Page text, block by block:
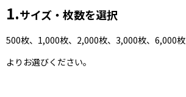
1.サイズ・枚数を選択
500枚、1,000枚、2,000枚、3,000枚、6,000枚
よりお選びください。